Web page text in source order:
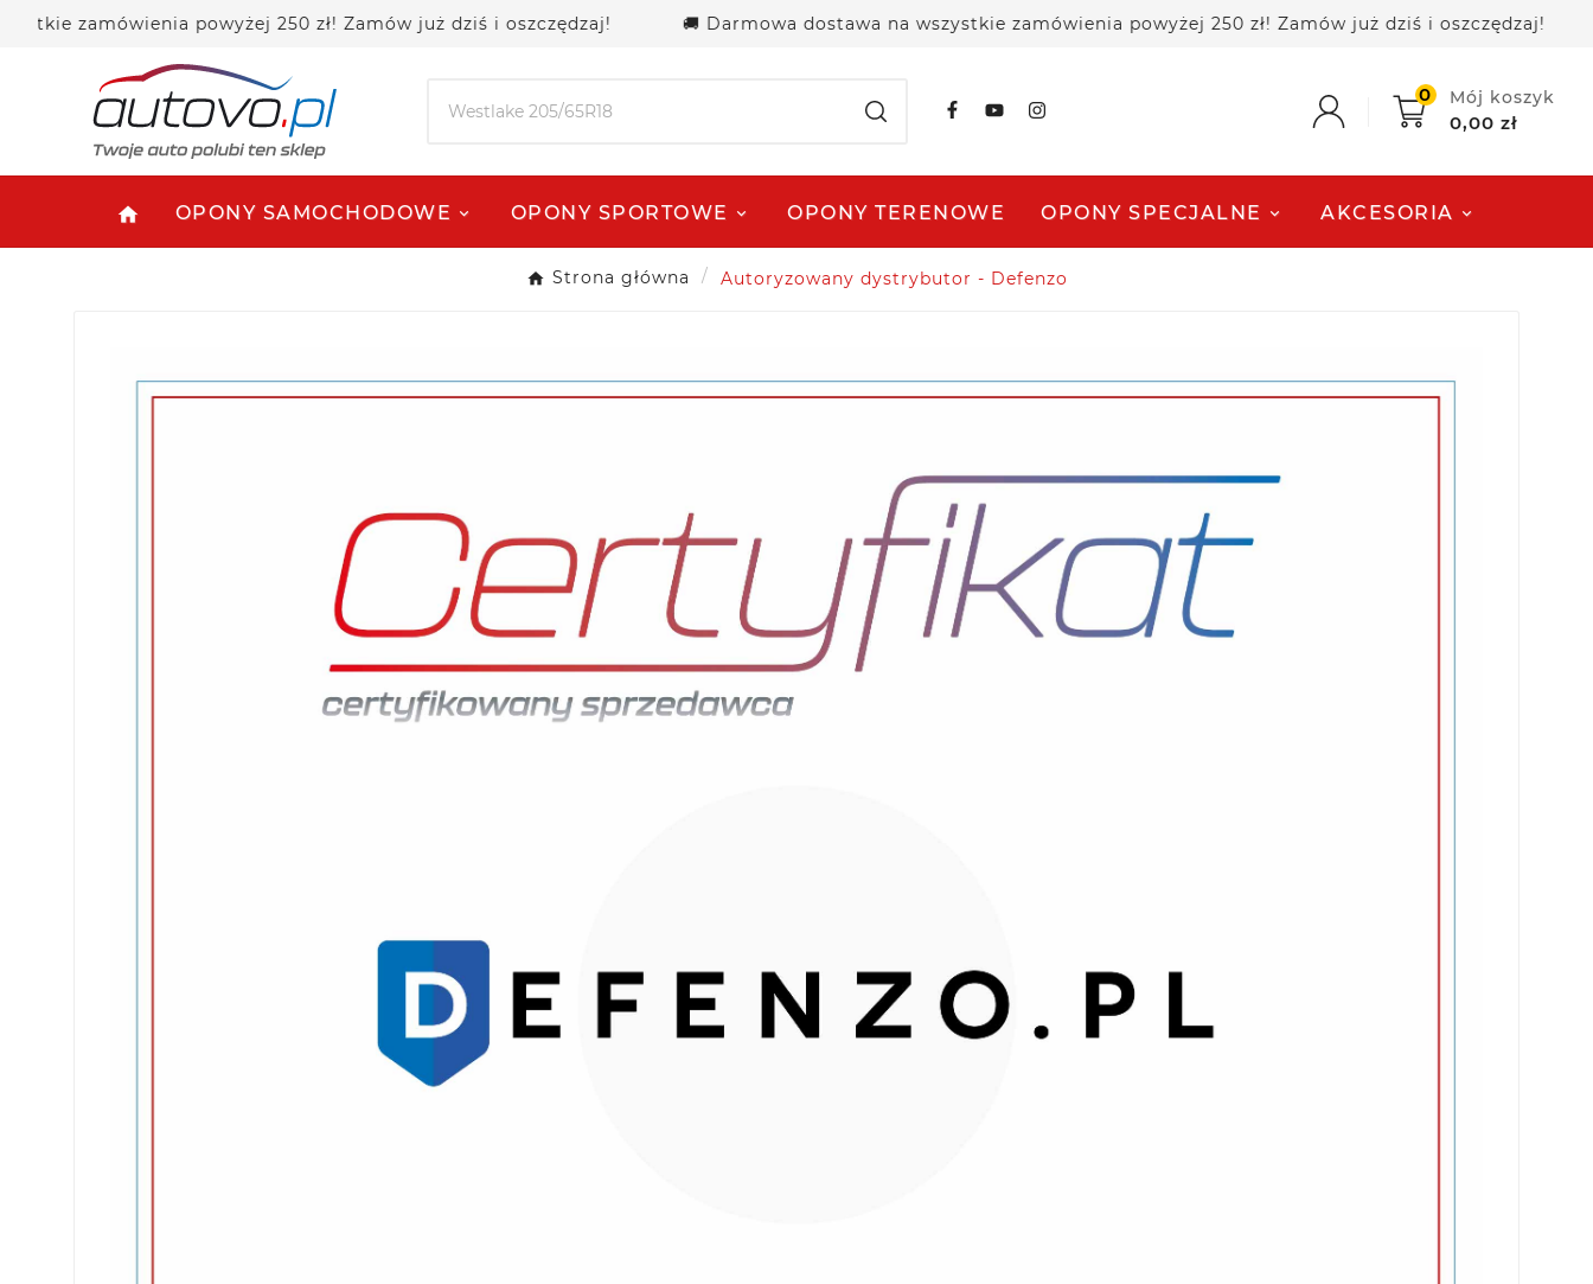
zamówienia powyżej 250 zł! Zamów już dziś i oszczędzaj! 🚚 Darmowa dostawa na wszystkie zamówienia powyżej 250 zł! Zamów już dziś i oszczędzaj!
0 Mój koszyk
0,00 zł
home OPONY SAMOCHODOWE OPONY SPORTOWE OPONY TERENOWE OPONY SPECJALNE AKCESORIA
Strona główna Autoryzowany dystrybutor - Defenzo